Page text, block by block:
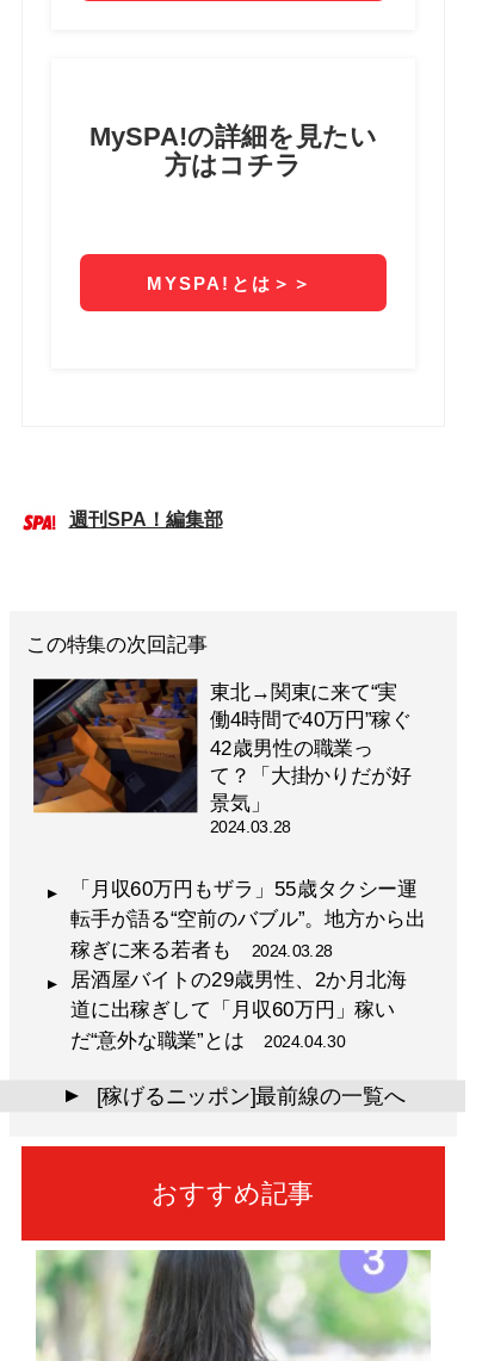
週刊SPA！編集部
この特集の次回記事
東北→関東に来て“実
働4時間で40万円”稼ぐ
42歳男性の職業っ
て？「大掛かりだが好
景気」
2024.03.28
「月収60万円もザラ」55歳タクシー運
転手が語る“空前のバブル”。地方から出
稼ぎに来る若者も
2024.03.28
居酒屋バイトの29歳男性、2か月北海
道に出稼ぎして「月収60万円」稼い
だ“意外な職業”とは
2024.04.30
▲ [稼げるニッポン]最前線の一覧へ
おすすめ記事